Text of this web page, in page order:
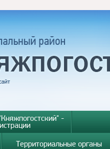
-
Территориальные органы